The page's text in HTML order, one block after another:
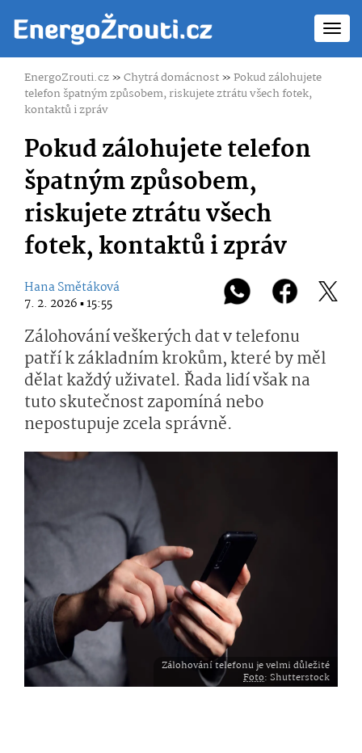
EnergoZrouti.cz»Chytrá domácnost»Pokud zálohujete
telefon špatným způsobem, riskujete ztrátu všech fotek,
kontaktů i zpráv
Pokud zálohujete telefon
špatným způsobem,
riskujete ztrátu všech
fotek, kontaktů i zpráv
Hana Smětáková
7. 2. 2026 ▪ 15:55
Zálohování veškerých dat v telefonu
patří k základním krokům, které by měl
dělat každý uživatel. Řada lidí však na
tuto skutečnost zapomíná nebo
nepostupuje zcela správně.
Zálohování telefonu je velmi důležité
Foto: Shutterstock